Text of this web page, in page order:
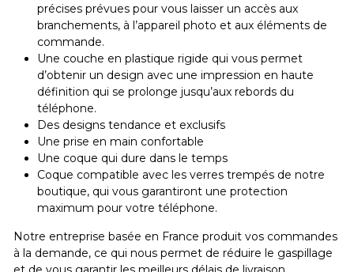
précises prévues pour vous laisser un accès aux
branchements, à l’appareil photo et aux éléments de
commande.
Une couche en plastique rigide qui vous permet
d’obtenir un design avec une impression en haute
définition qui se prolonge jusqu’aux rebords du
téléphone.
Des designs tendance et exclusifs
Une prise en main confortable
Une coque qui dure dans le temps
Coque compatible avec les verres trempés de notre
boutique, qui vous garantiront une protection
maximum pour votre téléphone.
Notre entreprise basée en France produit vos commandes
à la demande, ce qui nous permet de réduire le gaspillage